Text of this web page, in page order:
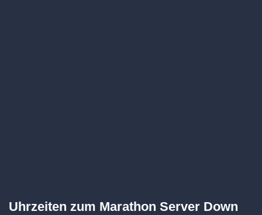
Uhrzeiten zum Marathon Server Down